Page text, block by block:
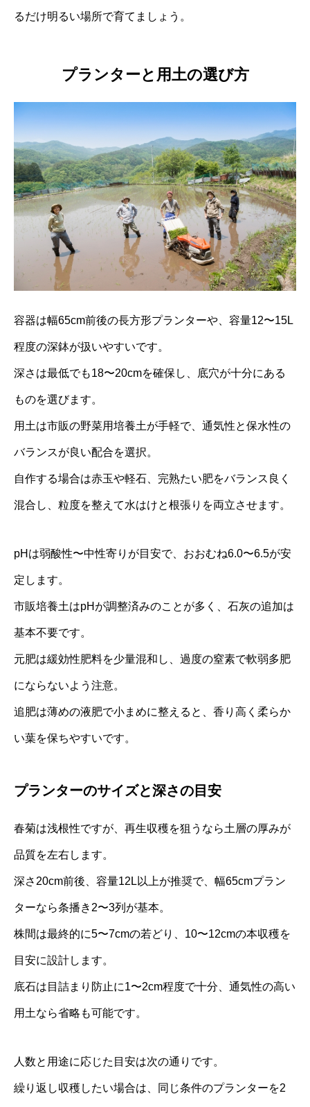
るだけ明るい場所で育てましょう。
プランターと用土の選び方
容器は幅65cm前後の長方形プランターや、容量12〜15L
程度の深鉢が扱いやすいです。
深さは最低でも18〜20cmを確保し、底穴が十分にある
ものを選びます。
用土は市販の野菜用培養土が手軽で、通気性と保水性の
バランスが良い配合を選択。
自作する場合は赤玉や軽石、完熟たい肥をバランス良く
混合し、粒度を整えて水はけと根張りを両立させます。
pHは弱酸性〜中性寄りが目安で、おおむね6.0〜6.5が安
定します。
市販培養土はpHが調整済みのことが多く、石灰の追加は
基本不要です。
元肥は緩効性肥料を少量混和し、過度の窒素で軟弱多肥
にならないよう注意。
追肥は薄めの液肥で小まめに整えると、香り高く柔らか
い葉を保ちやすいです。
プランターのサイズと深さの目安
春菊は浅根性ですが、再生収穫を狙うなら土層の厚みが
品質を左右します。
深さ20cm前後、容量12L以上が推奨で、幅65cmプラン
ターなら条播き2〜3列が基本。
株間は最終的に5〜7cmの若どり、10〜12cmの本収穫を
目安に設計します。
底石は目詰まり防止に1〜2cm程度で十分、通気性の高い
用土なら省略も可能です。
人数と用途に応じた目安は次の通りです。
繰り返し収穫したい場合は、同じ条件のプランターを2